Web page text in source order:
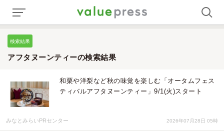
検索結果
アフタヌーンティーの検索結果
和栗や洋梨など秋の味覚を楽しむ「オータムフェス
ティバルアフタヌーンティー」9/1(火)スタート
みなとみらいPRセンター 2026年07月28日 05時